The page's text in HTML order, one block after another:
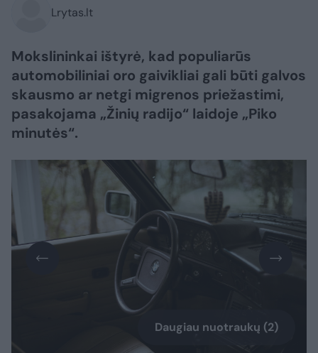
Lrytas.lt
Mokslininkai ištyrė, kad populiarūs
automobiliniai oro gaivikliai gali būti galvos
skausmo ar netgi migrenos priežastimi,
pasakojama „Žinių radijo“ laidoje „Piko
minutės“.
Daugiau nuotraukų (2)